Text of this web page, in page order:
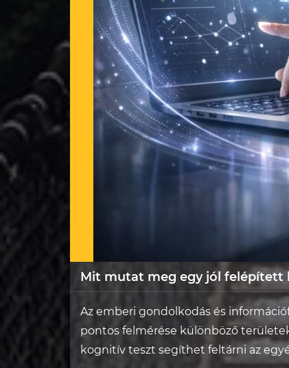
Mit mutat meg egy jól felépített
Az emberi gondolkodás és
pontos felmérése különböző
kognitív teszt segíthet feltárni az